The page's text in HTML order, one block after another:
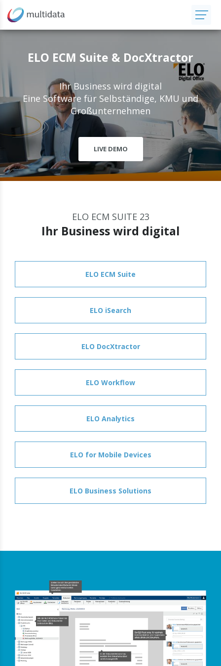
ELO ECM Suite & DocXtractor
Ihr Business wird digital
Eine Software für Selbständige, KMU und
Großunternehmen
LIVE DEMO
ELO ECM SUITE 23
Ihr Business wird digital
ELO ECM Suite
ELO iSearch
ELO DocXtractor
ELO Workflow
ELO Analytics
ELO for Mobile Devices
ELO Business Solutions